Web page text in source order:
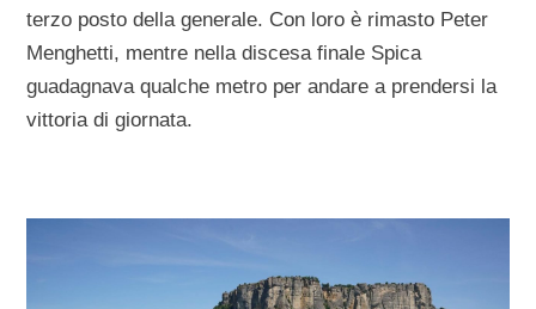
terzo posto della generale. Con loro è rimasto Peter
Menghetti, mentre nella discesa finale Spica
guadagnava qualche metro per andare a prendersi la
vittoria di giornata.